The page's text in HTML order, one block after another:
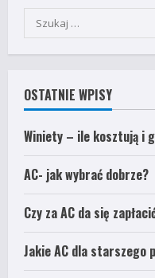
kara
za
pojazdu.
Szukaj:
OSTATNIE WPISY
Winiety – ile kosztują i
AC- jak wybrać dobrze?
Czy za AC da się
Jakie AC dla starszego